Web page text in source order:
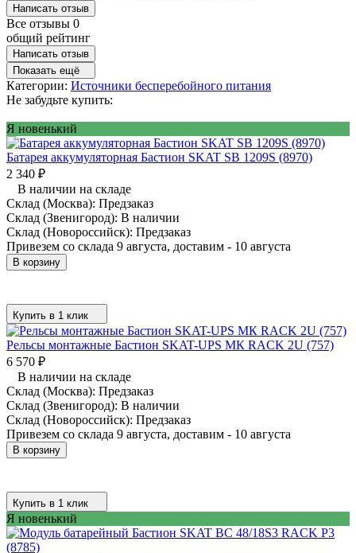
Написать отзыв
Все отзывы 0
общий рейтинг
Написать отзыв
Показать ещё
Категории: Источники бесперебойного питания
Не забудьте купить:
Я новенький
Батарея аккумуляторная Бастион SKAT SB 1209S (8970)
2 340 ₽
В наличии на складе
Склад (Москва): Предзаказ
Склад (Звенигород): В наличии
Склад (Новороссийск): Предзаказ
Привезем со склада 9 августа, доставим - 10 августа
В корзину
Купить в 1 клик
Рельсы монтажные Бастион SKAT-UPS МК RACK 2U (757)
6 570 ₽
В наличии на складе
Склад (Москва): Предзаказ
Склад (Звенигород): В наличии
Склад (Новороссийск): Предзаказ
Привезем со склада 9 августа, доставим - 10 августа
В корзину
Купить в 1 клик
Я новенький